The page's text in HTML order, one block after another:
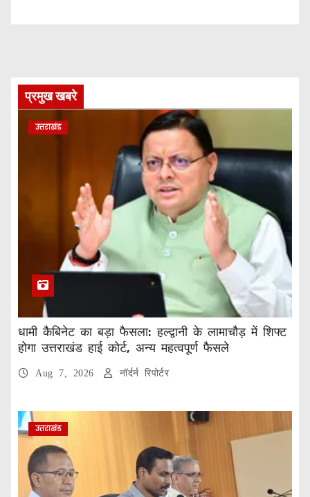
प्रमुख खबरे
उत्तराखंड
धामी कैबिनेट का बड़ा फैसला: हल्द्वानी के लामाचौड़ में शिफ्ट
होगा उत्तराखंड हाई कोर्ट, अन्य महत्वपूर्ण फैसले
Aug 7, 2026 नॉर्दर्न रिपोर्टर
उत्तराखंड